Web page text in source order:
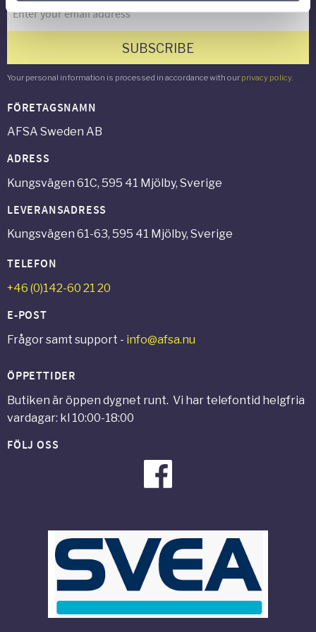
SUBSCRIBE
Your personal information is processed in accordance with our privacy policy.
FÖRETAGSNAMN
AFSA Sweden AB
ADRESS
Kungsvägen 61C, 595 41 Mjölby, Sverige
LEVERANSADRESS
Kungsvägen 61-63, 595 41 Mjölby, Sverige
TELEFON
+46 (0)142-60 21 20
E-POST
Frågor samt support - info@afsa.nu
ÖPPETTIDER
Butiken är öppen dygnet runt. Vi har telefontid helgfria
vardagar: kl 10:00-18:00
FÖLJ OSS